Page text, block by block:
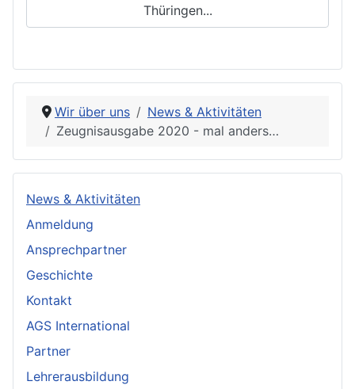
Thüringen...
Wir über uns
News & Aktivitäten
Zeugnisausgabe 2020 - mal anders…
News & Aktivitäten
Anmeldung
Ansprechpartner
Geschichte
Kontakt
AGS International
Partner
Lehrerausbildung